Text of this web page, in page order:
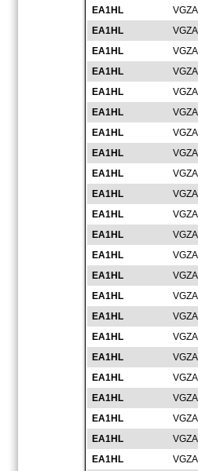
EA1HL
EA1HL
EA1HL
EA1HL
EA1HL
EA1HL
EA1HL
EA1HL
EA1HL
EA1HL
EA1HL
EA1HL
EA1HL
EA1HL
EA1HL
EA1HL
EA1HL
EA1HL
EA1HL
EA1HL
EA1HL
EA1HL
EA1HL